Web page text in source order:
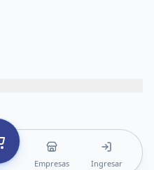
Empresas Ingresar